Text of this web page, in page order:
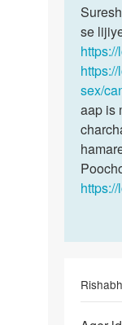
to
Suresh
bete
HIV
ki
jaankari…
se
sex/
aap is
Rishabh